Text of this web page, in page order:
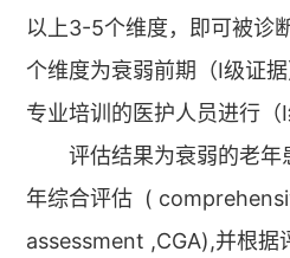
以上3-5个维度，即可被诊
个维度为衰弱前期（Ⅰ级证
专业培训的医护人员进行（Ⅰ
评估结果为衰弱的老
年综合评估 (
assessment ,CGA),并根据